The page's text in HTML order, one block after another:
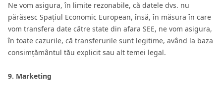
Ne vom asigura, în limite rezonabile, că datele dvs. nu
părăsesc Spațiul Economic European, însă, în măsura în care
vom transfera date către state din afara SEE, ne vom asigura,
în toate cazurile, că transferurile sunt legitime, având la baza
consimțământul tău explicit sau alt temei legal.
9. Marketing